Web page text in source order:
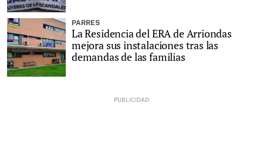
PARRES
La Residencia del ERA de Arriondas
mejora sus instalaciones tras las
demandas de las familias